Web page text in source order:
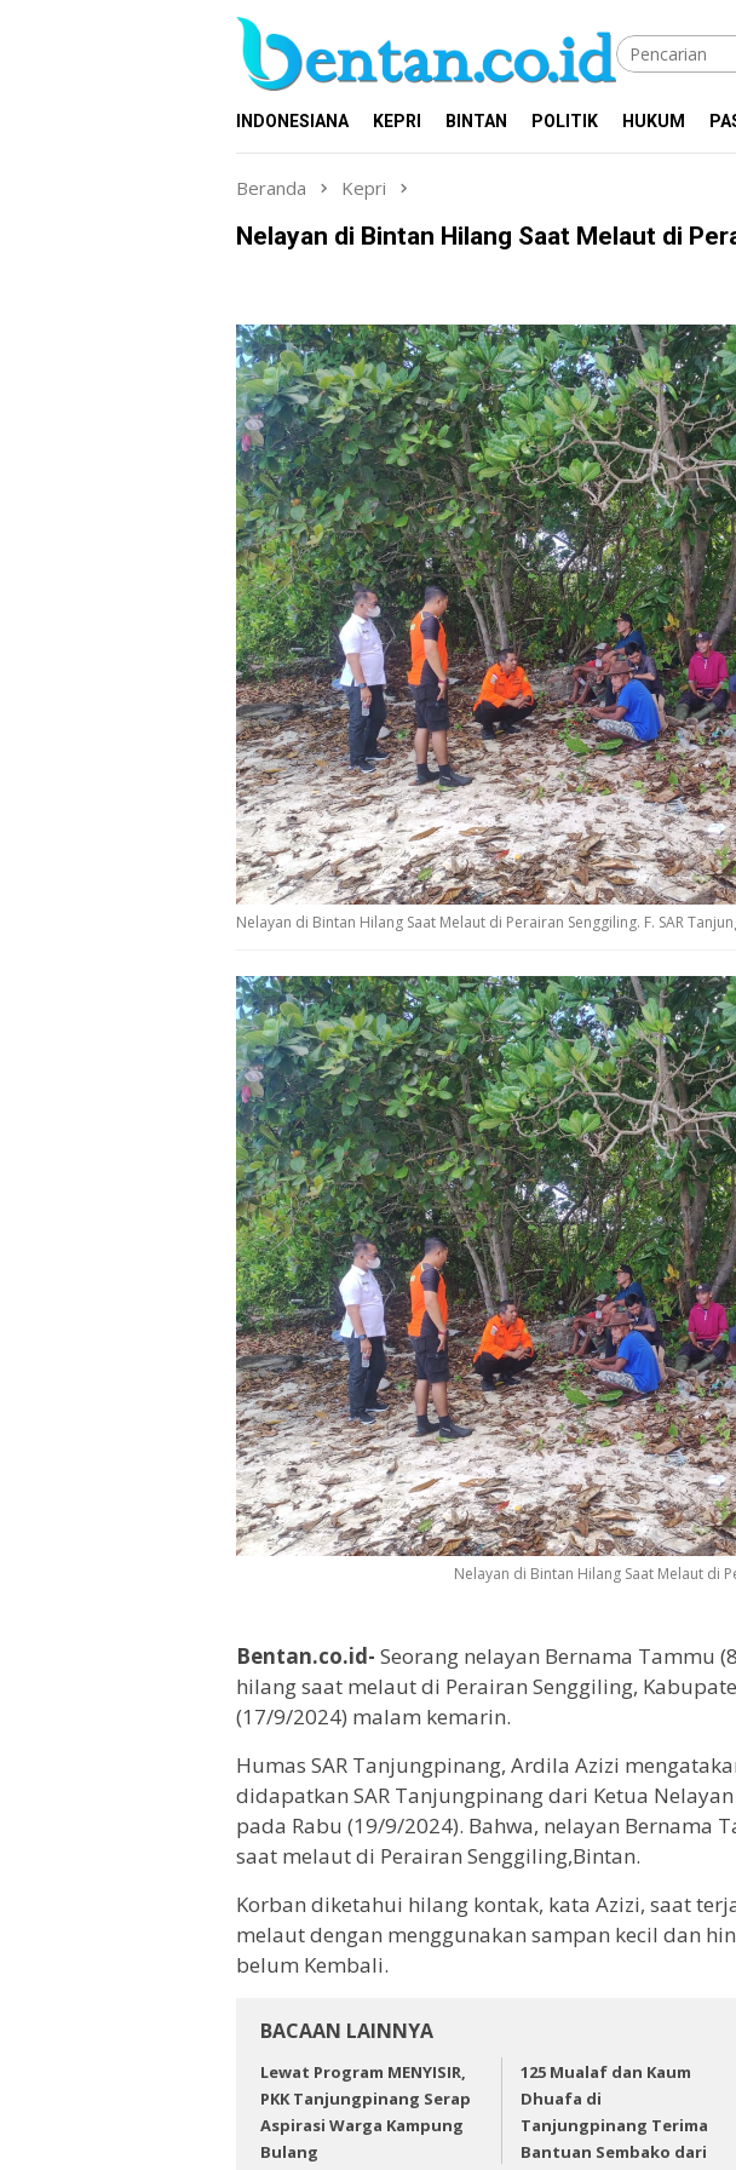
INDONESIANA KEPRI BINTAN POLITIK HUKUM
Beranda Kepri
Nelayan di Bintan Hilang Saat Melaut di
Nelayan di Bintan Hilang Saat Melaut di Perairan Senggiling. F. SAR
Nelayan di Bintan Hilang Saat Melaut di
Bentan.co.id- Seorang nelayan Bernama Tammu
hilang saat melaut di Perairan Senggiling,
(17/9/2024) malam kemarin.
Humas SAR Tanjungpinang, Ardila Azizi
didapatkan SAR Tanjungpinang dari Ketua
pada Rabu (19/9/2024). Bahwa, nelayan Bernama
saat melaut di Perairan Senggiling,Bintan.
Korban diketahui hilang kontak, kata Azizi, saat
melaut dengan menggunakan sampan kecil dan
belum Kembali.
BACAAN LAINNYA
Lewat Program MENYISIR,
PKK Tanjungpinang Serap
Aspirasi Warga Kampung
Bulang
125 Mualaf dan Kaum
Dhuafa di
Tanjungpinang Terima
Bantuan Sembako dari